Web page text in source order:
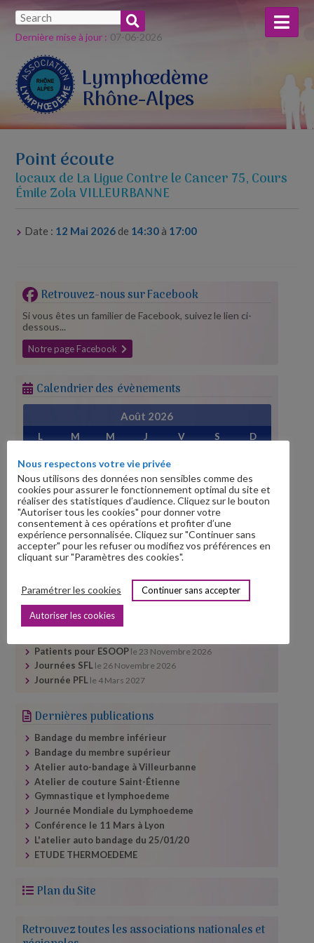
Dernière mise à jour : 07-​06-​2026
Lymphœdème
Rhône-Alpes
Point écoute
locaux de La Ligue Contre le Cancer 75, Cours
Émile Zola VILLEURBANNE
Date : 12 Mai 2026de 14:30à 17:00
Retrouvez-nous sur Facebook
Si vous êtes un familier de Facebook, suivez le lien ci-
dessous...
Notre page Facebook
Calendrier des évènements
Août 2026
L M M J V S D
3
4 5 6 7 8
9
10
11 12 13 14 15
16
17
18 19 20 21 22
24
25 26 27 28 29
30
31
Prochains évènements
Patients pour ESOOP le 23 Novembre 2026
Journées SFL le26 Novembre 2026
Journée PFL le 4 Mars 2027
Dernières publications
Bandage du membre inférieur
Bandage du membre supérieur
Atelier auto-​bandage à Villeurbanne
Atelier de couture Saint-Étienne
Gymnastique et lymphoedeme
Journée Mondiale du Lymphoedeme
Conférence le 11 Mars à Lyon
L'atelier auto bandage du 25/​01/​20
ETUDE THERMOEDEME
Plan du Site
Retrouvez toutes les associations nationales et
Nous respectons votre vie privée
Nous utilisons des données non sensibles comme des
cookies pour assurer le fonctionnement optimal du site et
réaliser des statistiques d’audience. Cliquez sur le bouton
"Autoriser tous les cookies" pour donner votre
consentement à ces opérations et profiter d’une
expérience personnalisée. Cliquez sur "Continuer sans
accepter" pour les refuser ou modifiez vos préférences en
cliquant sur "Paramètres des cookies".
Paramétrer les cookies Continuer sans accepter
Autoriser les cookies